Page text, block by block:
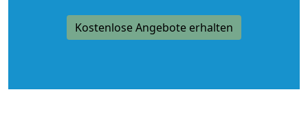
Kostenlose Angebote erhalten